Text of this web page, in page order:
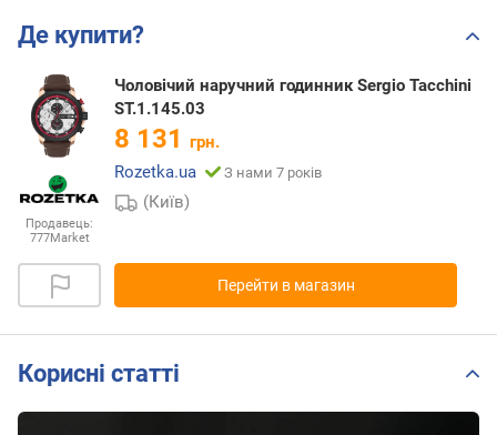
Де купити?
Продавець:
777Market
Чоловічий наручний годинник Sergio Tacchini
ST.1.145.03
8 131 грн.
Rozetka.ua
З нами 7 років
(Київ)
Перейти в магазин
Корисні статті